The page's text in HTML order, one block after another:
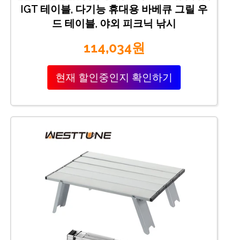
IGT 테이블, 다기능 휴대용 바베큐 그릴 우
드 테이블, 야외 피크닉 낚시
114,034원
현재 할인중인지 확인하기